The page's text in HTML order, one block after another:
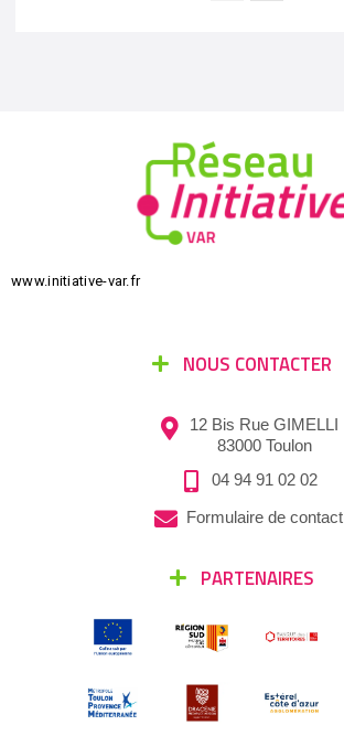
www.initiative-var.fr
NOUS CONTACTER
12 Bis Rue GIMELLI
83000 Toulon
04 94 91 02 02
Formulaire de contact
PARTENAIRES